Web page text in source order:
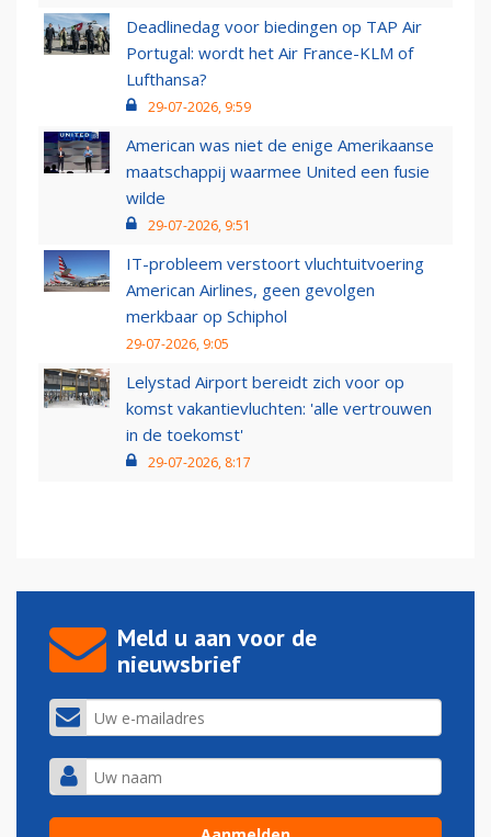
Deadlinedag voor biedingen op TAP Air
Portugal: wordt het Air France-KLM of
Lufthansa?
29-07-2026, 9:59
American was niet de enige Amerikaanse
maatschappij waarmee United een fusie
wilde
29-07-2026, 9:51
IT-probleem verstoort vluchtuitvoering
American Airlines, geen gevolgen
merkbaar op Schiphol
29-07-2026, 9:05
Lelystad Airport bereidt zich voor op
komst vakantievluchten: 'alle vertrouwen
in de toekomst'
29-07-2026, 8:17
Meld u aan voor de
nieuwsbrief